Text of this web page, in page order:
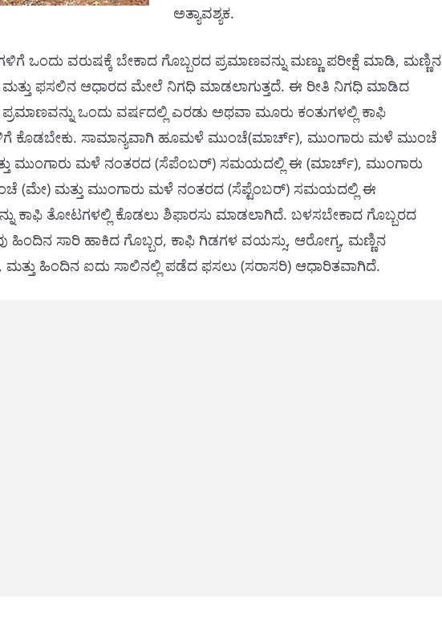
ಅತ್ಯಾವಶ್ಯಕ.
ಒಂದು ವರುಷಕ್ಕೆ ಬೇಕಾದ ಗೊಬ್ಬರದ ಪ್ರಮಾಣವನ್ನು ಮಣ್ಣು ಪರೀಕ್ಷೆ ಮಾಡಿ, ಮಣ್ಣಿನ
ಮತ್ತು ಫಸಲಿನ ಆಧಾರದ ಮೇಲೆ ನಿಗಧಿ ಮಾಡಲಾಗುತ್ತದೆ. ಈ ರೀತಿ ನಿಗಧಿ ಮಾಡಿದ
ಒಂದು ವರ್ಷದಲ್ಲಿ ಎರಡು ಅಥವಾ ಮೂರು ಕಂತುಗಳಲ್ಲಿ ಕಾಫಿ
ಕೊಡಬೇಕು. ಸಾಮಾನ್ಯವಾಗಿ ಹೂಮಳೆ ಮುಂಚೆ(ಮಾರ್ಚ್‌), ಮುಂಗಾರು ಮಳೆ ಮುಂಚೆ
ಮುಂಗಾರು ಮಳೆ ನಂತರದ (ಸೆಪೆಂಬರ್‌) ಸಮಯದಲ್ಲಿ ಈ (ಮಾರ್ಚ್‌), ಮುಂಗಾರು
(ಮೇ) ಮತ್ತು ಮುಂಗಾರು ಮಳೆ ನಂತರದ (ಸೆಪ್ಟೆಂಬರ್‌) ಸಮಯದಲ್ಲಿ ಈ
ಕಾಫಿ ತೋಟಗಳಲ್ಲಿ ಕೊಡಲು ಶಿಫಾರಸು ಮಾಡಲಾಗಿದೆ. ಬಳಸಬೇಕಾದ ಗೊಬ್ಬರದ
ಹಿಂದಿನ ಸಾರಿ ಹಾಕಿದ ಗೊಬ್ಬರ, ಕಾಫಿ ಗಿಡಗಳ ವಯಸ್ಸು, ಆರೋಗ್ಯ, ಮಣ್ಣಿನ
ಮತ್ತು ಹಿಂದಿನ ಐದು ಸಾಲಿನಲ್ಲಿ ಪಡೆದ ಫಸಲು (ಸರಾಸರಿ) ಆಧಾರಿತವಾಗಿದೆ.